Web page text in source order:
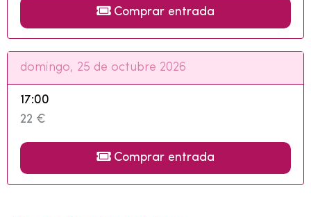
Comprar entrada
domingo, 25 de octubre 2026
17:00
22 €
Comprar entrada